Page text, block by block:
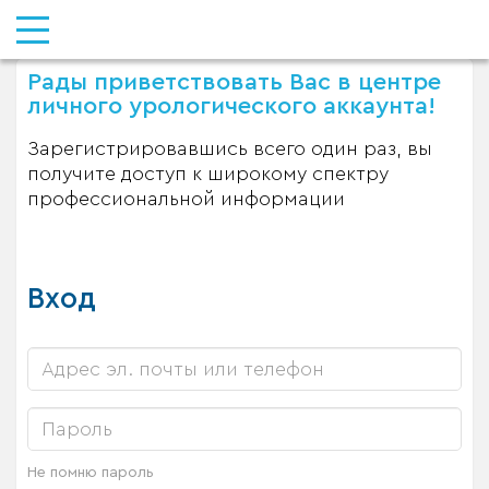
Рады приветствовать Вас в центре
личного урологического аккаунта!
Зарегистрировавшись всего один раз, вы
получите доступ к широкому спектру
профессиональной информации
Вход
Не помню пароль